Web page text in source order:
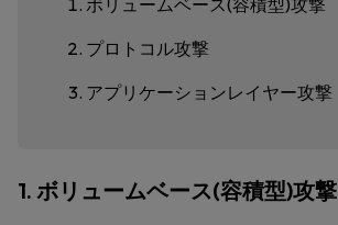
ボリュームベース(容積型)攻撃
プロトコル攻撃
アプリケーションレイヤー攻撃
1. ボリュームベース(容積型)攻撃